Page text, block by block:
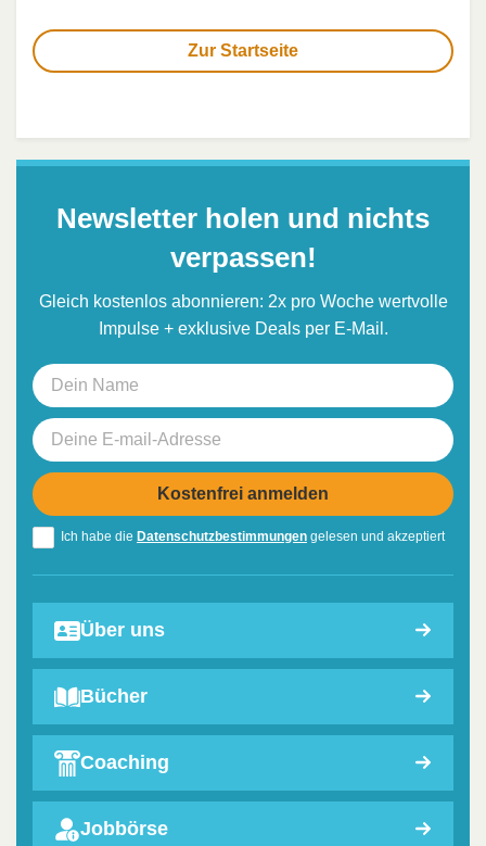
Zur Startseite
Newsletter holen und nichts
verpassen!
Gleich kostenlos abonnieren: 2x pro Woche wertvolle
Impulse + exklusive Deals per E-Mail.
Ich habe die Datenschutzbestimmungen gelesen und akzeptiert
Über uns
Bücher
Coaching
Jobbörse